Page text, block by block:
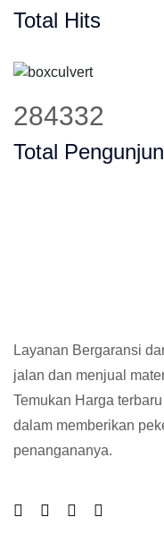
Total Hits
364334
Total
Layanan Bergaransi
jalan dan menjual
Temukan Harga
dalam memberikan
penangananya.